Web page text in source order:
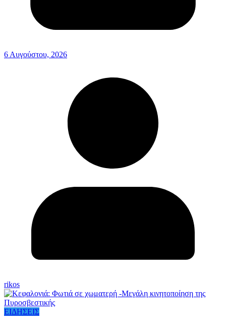
6 Αυγούστου, 2026
rikos
ΕΙΔΗΣΕΙΣ